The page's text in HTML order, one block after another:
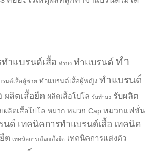
ำแบรนด์เสื้อ ทำบง ทำแบรนด์ ทำ
รนด์เสื้อผู้ชาย ทำแบรนด์เสื้อผู้หญิง ทำแบรนด์
ผลิตเสื้อยืด ผลิตเสื้อโปโล รับทำบง รับผลิต
ผลิตเสื้อโปโล หมวก หมวก Cap หมวกแฟชั่น
นด์ เทคนิคการทำแบรนด์เสื้อ เทคนิค
ด เทคนิคการเลือกเสื้อยืด เทคนิคการแต่งตัว